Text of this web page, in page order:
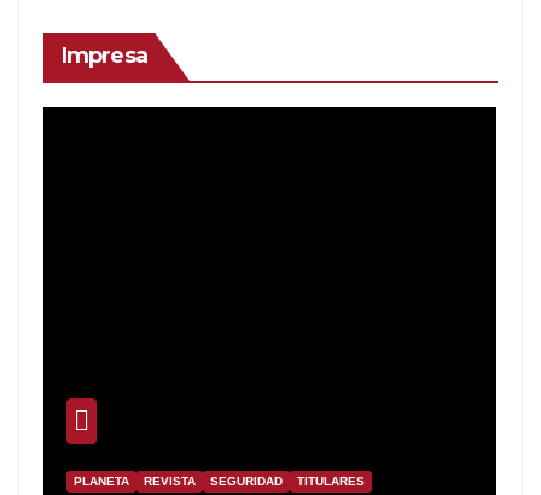
Impresa
PLANETA REVISTA SEGURIDAD TITULARES